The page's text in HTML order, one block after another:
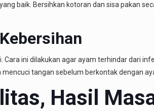
baik. Bersihkan kotoran dan sisa pakan
ini dilakukan agar ayam terhindar dari
mencuci tangan sebelum berkontak dengan
Hasil